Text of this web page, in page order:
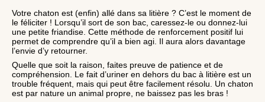
Votre chaton est (enfin) allé dans sa litière ? C’est le moment de
le féliciter ! Lorsqu’il sort de son bac, caressez-le ou donnez-lui
une petite friandise. Cette méthode de renforcement positif lui
permet de comprendre qu’il a bien agi. Il aura alors davantage
l’envie d’y retourner.
Quelle que soit la raison, faites preuve de patience et de
compréhension. Le fait d’uriner en dehors du bac à litière est un
trouble fréquent, mais qui peut être facilement résolu. Un chaton
est par nature un animal propre, ne baissez pas les bras !